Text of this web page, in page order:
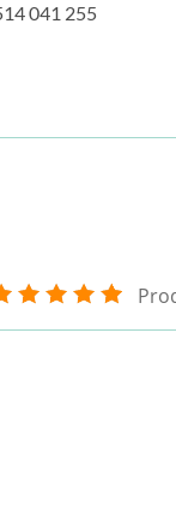
041 255